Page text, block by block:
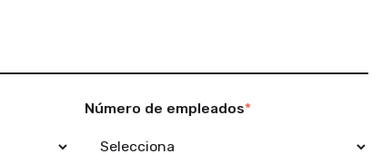
Número de empleados*